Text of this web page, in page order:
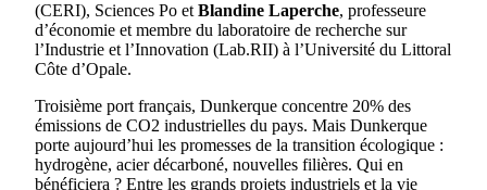
(CERI), Sciences Po et Blandine Laperche, professeure
d’économie et membre du laboratoire de recherche sur
l’Industrie et l’Innovation (Lab.RII) à l’Université du Littoral
Côte d’Opale.
Troisième port français, Dunkerque concentre 20% des
émissions de CO2 industrielles du pays. Mais Dunkerque
porte aujourd’hui les promesses de la transition écologique :
hydrogène, acier décarboné, nouvelles filières. Qui en
bénéficiera ? Entre les grands projets industriels et la vie